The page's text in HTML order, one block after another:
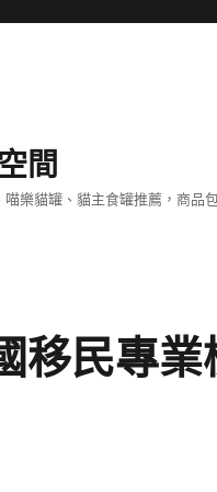
間
樂貓罐、貓主食罐推薦，商
移民專